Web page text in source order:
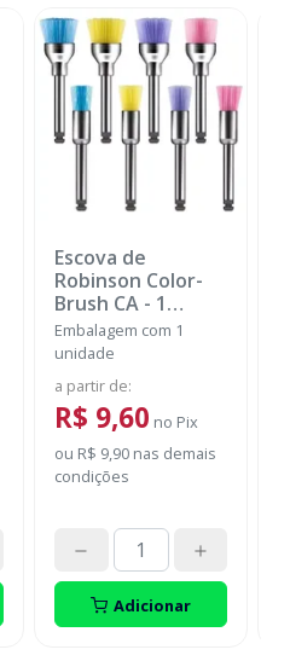
Escova de
Robinson Color-
Brush CA - 1
unidade-
AMERICAN BURRS
Embalagem com 1
unidade
a partir de:
R$ 9,60 no Pix
ou R$ 9,90nas demais
condições
Adicionar